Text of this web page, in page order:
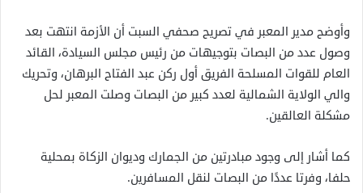
وأوضح مدير المعبر في تصريح صحفي السبت أن الأزمة انتهت بعد
وصول عدد من البصات بتوجيهات من رئيس مجلس السيادة، القائد
العام للقوات المسلحة الفريق أول ركن عبد الفتاح البرهان، وتحريك
والي الولاية الشمالية لعدد كبير من البصات وصلت المعبر لحل
مشكلة العالقين.
كما أشار إلى وجود مبادرتين من الجمارك وديوان الزكاة بمحلية
حلفا، وفرتا عددًا من البصات لنقل المسافرين.